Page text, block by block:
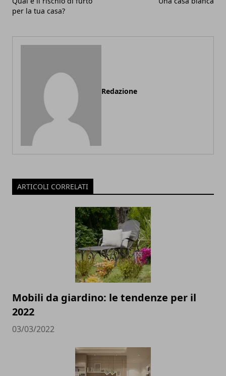
per la tua casa?
Redazione
ARTICOLI CORRELATI
Mobili da giardino: le tendenze per il
2022
03/03/2022